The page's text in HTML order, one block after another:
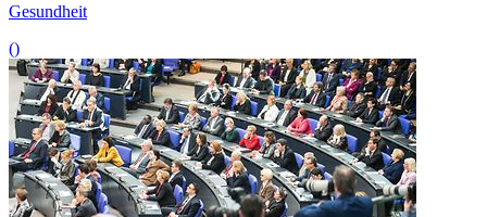
Gesundheit
()